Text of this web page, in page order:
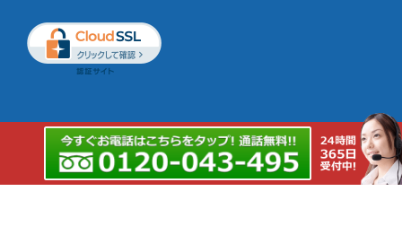
出張強化エリア
鍵交換出張強化エリア